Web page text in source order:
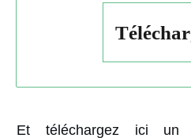
Et téléchargez ici un